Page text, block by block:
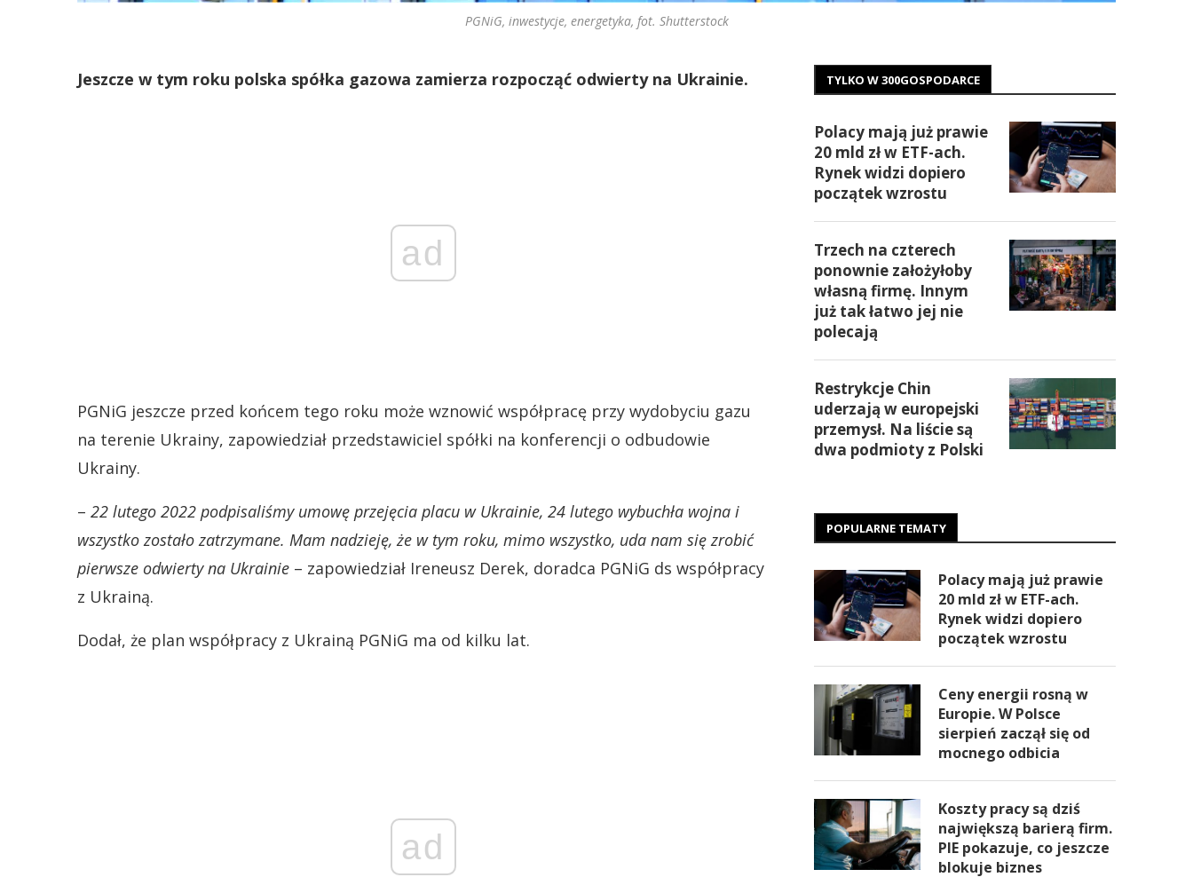
PGNiG, inwestycje, energetyka, fot. Shutterstock
Jeszcze w tym roku polska spółka gazowa zamierza rozpocząć odwierty na Ukrainie.
ad
PGNiG jeszcze przed końcem tego roku może wznowić współpracę przy wydobyciu gazu
na terenie Ukrainy, zapowiedział przedstawiciel spółki na konferencji o odbudowie
Ukrainy.
– 22 lutego 2022 podpisaliśmy umowę przejęcia placu w Ukrainie, 24 lutego wybuchła wojna i
wszystko zostało zatrzymane. Mam nadzieję, że w tym roku, mimo wszystko, uda nam się zrobić
pierwsze odwierty na Ukrainie – zapowiedział Ireneusz Derek, doradca PGNiG ds współpracy
z Ukrainą.
Dodał, że plan współpracy z Ukrainą PGNiG ma od kilku lat.
ad
TYLKO W 300GOSPODARCE
Polacy mają już prawie
20 mld zł w ETF-ach.
Rynek widzi dopiero
początek wzrostu
Trzech na czterech
ponownie założyłoby
własną firmę. Innym
już tak łatwo jej nie
polecają
Restrykcje Chin
uderzają w europejski
przemysł. Na liście są
dwa podmioty z Polski
POPULARNE TEMATY
Polacy mają już prawie
20 mld zł w ETF-ach.
Rynek widzi dopiero
początek wzrostu
Ceny energii rosną w
Europie. W Polsce
sierpień zaczął się od
mocnego odbicia
Koszty pracy są dziś
największą barierą firm.
PIE pokazuje, co jeszcze
blokuje biznes